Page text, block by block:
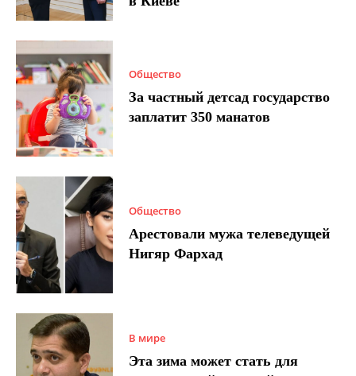
Общество
За частный детсад государство
заплатит 350 манатов
Общество
Арестовали мужа телеведущей
Нигяр Фархад
В мире
Эта зима может стать для